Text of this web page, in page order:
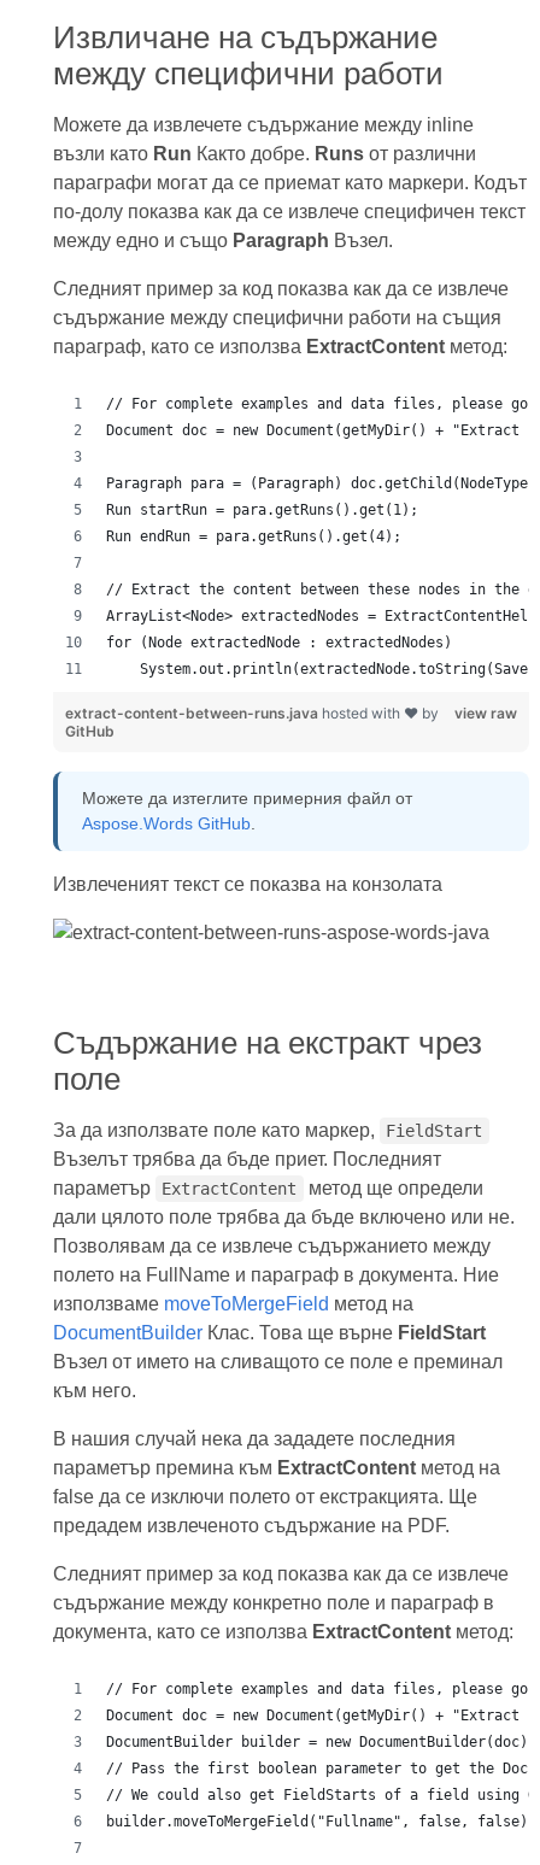
Извличане на съдържание
между специфични работи
Можете да извлечете съдържание между inline
възли като Run Както добре. Runsот различни
параграфи могат да се приемат като маркери. Кодът
по-долу показва как да се извлече специфичен текст
между едно и също Paragraph Възел.
Следният пример за код показва как да се извлече
съдържание между специфични работи на същия
параграф, като се използва ExtractContentметод:
view raw
extract-content-between-runs.java hosted with ❤ by
GitHub
Можете да изтеглите примерния файл от
Aspose.Words GitHub.
Извлеченият текст се показва на конзолата
Съдържание на екстракт чрез
поле
За да използвате поле като маркер, FieldStart
Възелът трябва да бъде приет. Последният
параметър
ExtractContent
метод ще определи
дали цялото поле трябва да бъде включено или не.
Позволявам да се извлече съдържанието между
полето на FullName и параграф в документа. Ние
използваме moveToMergeField метод на
DocumentBuilderКлас. Това ще върне FieldStart
Възел от името на сливащото се поле е преминал
към него.
В нашия случай нека да зададете последния
параметър премина към ExtractContentметод на
false да се изключи полето от екстракцията. Ще
предадем извлеченото съдържание на PDF.
Следният пример за код показва как да се извлече
съдържание между конкретно поле и параграф в
документа, като се използва ExtractContentметод: